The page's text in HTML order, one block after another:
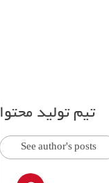
تیم تولید محتوا
See author's posts